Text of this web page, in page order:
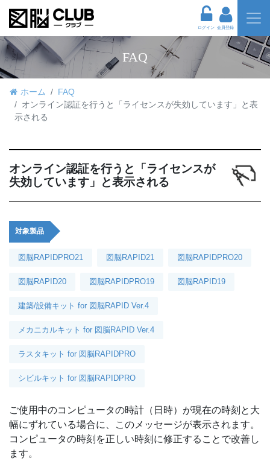
ログイン 会員登録
FAQ
ホーム
FAQ
オンライン認証を行うと「ライセンスが失効しています」と表
示される
オンライン認証を行うと「ライセンスが
失効しています」と表示される
対象製品
図脳RAPIDPRO21 図脳RAPID21 図脳RAPIDPRO20
図脳RAPID20 図脳RAPIDPRO19 図脳RAPID19
建築/設備キット for 図脳RAPID Ver.4
メカニカルキット for 図脳RAPID Ver.4
ラスタキット for 図脳RAPIDPRO
シビルキット for 図脳RAPIDPRO
ご使用中のコンピュータの時計（日時）が現在の時刻と大
幅にずれている場合に、このメッセージが表示されます。
コンピュータの時刻を正しい時刻に修正することで改善し
ます。